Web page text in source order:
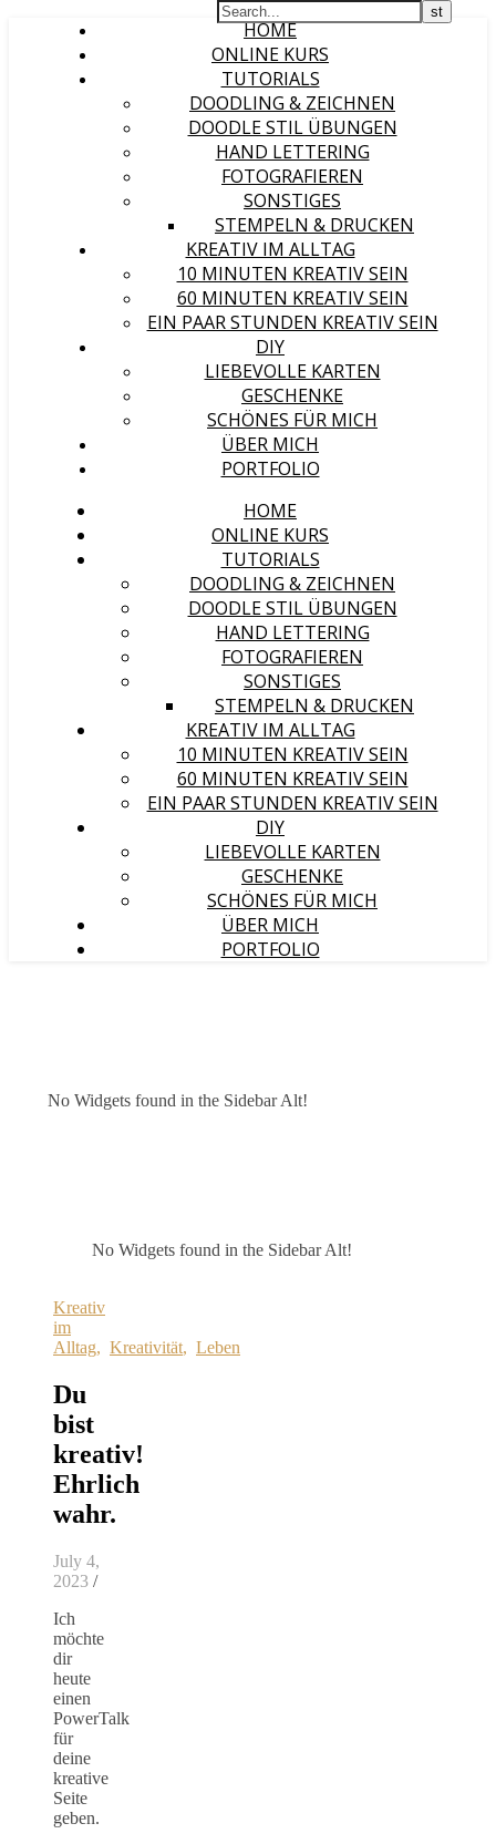
HOME
ONLINE KURS
TUTORIALS
DOODLING & ZEICHNEN
DOODLE STIL ÜBUNGEN
HAND LETTERING
FOTOGRAFIEREN
SONSTIGES
STEMPELN & DRUCKEN
KREATIV IM ALLTAG
10 MINUTEN KREATIV SEIN
60 MINUTEN KREATIV SEIN
EIN PAAR STUNDEN KREATIV SEIN
DIY
LIEBEVOLLE KARTEN
GESCHENKE
SCHÖNES FÜR MICH
ÜBER MICH
PORTFOLIO
HOME
ONLINE KURS
TUTORIALS
DOODLING & ZEICHNEN
DOODLE STIL ÜBUNGEN
HAND LETTERING
FOTOGRAFIEREN
SONSTIGES
STEMPELN & DRUCKEN
KREATIV IM ALLTAG
10 MINUTEN KREATIV SEIN
60 MINUTEN KREATIV SEIN
EIN PAAR STUNDEN KREATIV SEIN
DIY
LIEBEVOLLE KARTEN
GESCHENKE
SCHÖNES FÜR MICH
ÜBER MICH
PORTFOLIO
No Widgets found in the Sidebar Alt!
No Widgets found in the Sidebar Alt!
Kreativ
im
Alltag, Kreativität, Leben
Du
bist
kreativ!
Ehrlich
wahr.
July 4,
2023 /
Ich
möchte
dir
heute
einen
PowerTalk
für
deine
kreative
Seite
geben.